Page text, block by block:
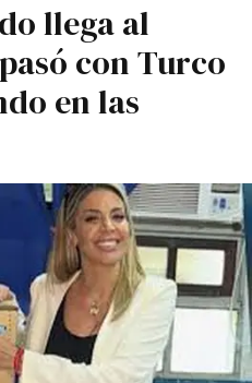
llega al
con Turco
en las